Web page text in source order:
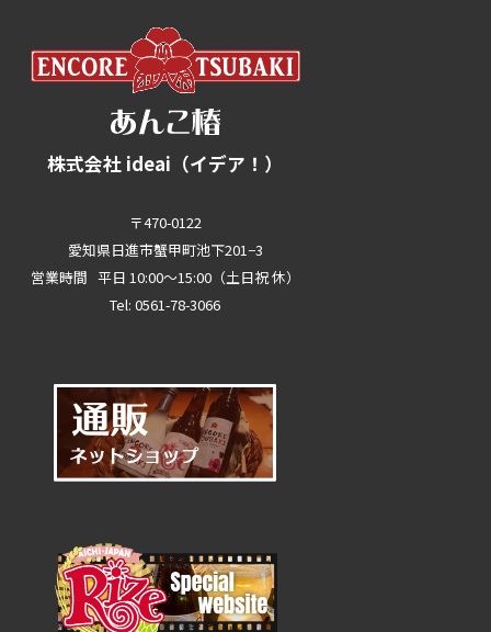
0561-78-3066
株式会社 ideai（イデア！）
〒470-0122
愛知県日進市蟹甲町池下201−3
営業時間 平日 10:00～15:00（土日祝 休）
Tel: 0561-78-3066